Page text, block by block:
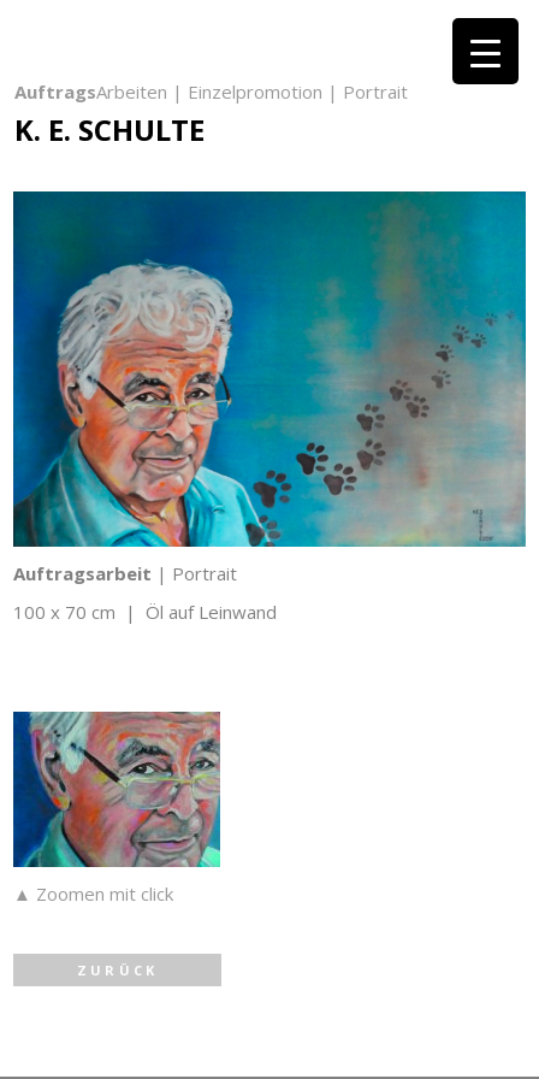
AuftragsArbeiten | Einzelpromotion | Portrait
K. E. SCHULTE
Auftragsarbeit | Portrait
100 x 70 cm | Öl auf Leinwand
▲ Zoomen mit click
ZURÜCK